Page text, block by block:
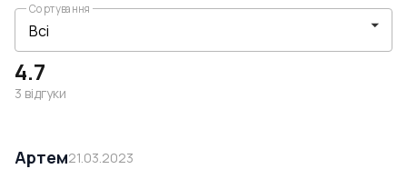
4.7
3 відгуки
Сортування
Артем21.03.2023